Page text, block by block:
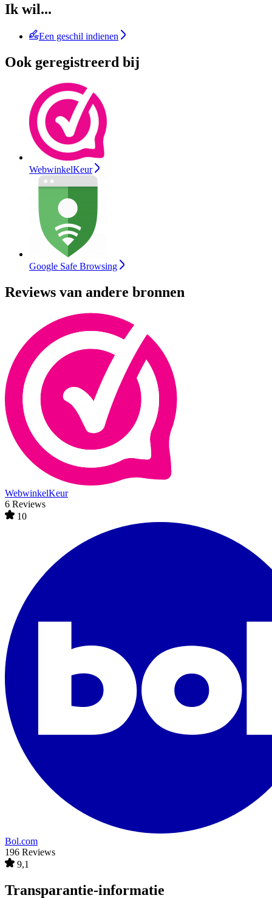
Ik wil...
Een geschil indienen
Ook geregistreerd bij
WebwinkelKeur
Google Safe Browsing
Reviews van andere bronnen
WebwinkelKeur
6 Reviews
10
Bol.com
196 Reviews
9,1
Transparantie-informatie